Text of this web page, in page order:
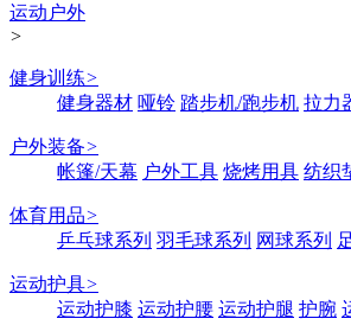
运动户外
>
健身训练>
健身器材 哑铃 踏步机/跑步机 拉力
户外装备>
帐篷/天幕 户外工具 烧烤用具 纺织
体育用品>
乒乓球系列 羽毛球系列 网球系列
运动护具>
运动护膝 运动护腰 运动护腿 护腕